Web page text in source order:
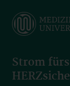
main
Strom